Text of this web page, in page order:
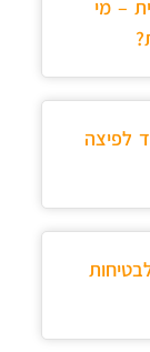
– מי
לפיצה